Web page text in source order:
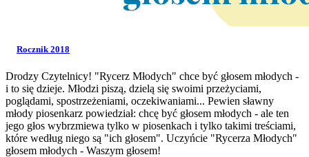
Rocznik 2018
Drodzy Czytelnicy! "Rycerz Młodych" chce być głosem młodych -
i to się dzieje. Młodzi piszą, dzielą się swoimi przeżyciami,
poglądami, spostrzeżeniami, oczekiwaniami... Pewien sławny
młody piosenkarz powiedział: chcę być głosem młodych - ale ten
jego głos wybrzmiewa tylko w piosenkach i tylko takimi treściami,
które według niego są "ich głosem". Uczyńcie "Rycerza Młodych"
głosem młodych - Waszym głosem!